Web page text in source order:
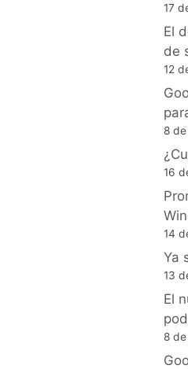
17
El
de
12
8
16
14
Ya
13
El
8